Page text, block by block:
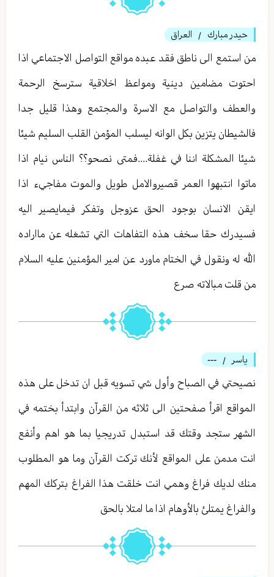
حيدر مبارك / العراق
من استمع الى ناطق فقد عبده مواقع التواصل الاجتماعي اذا
احتوت مضامين دينية ومواعظ اخلاقية سترسخ الرحمة
والعطف والتواصل مع الاسرة والمجتمع وهذا قليل جدا
فالشيطان يتزين بكل الوانه ليسلب المؤمن القلب السليم شيئا
شيئا المشكلة اننا في غفلة....فمتى نصحو؟؟ الناس نيام اذا
ماتوا انتبهوا العمر قصيروالامل طويل والموت مفاجيء اذا
ايقن الانسان بوجود الحق عزوجل وتفكر فيمايصير اليه
فسيدرك حقا سخف هذه التفاهات التي تشغله عن مااراده
الله له ونقول في الختام ماورد عن امير المؤمنين عليه السلام
من قلت مبالاته صرع
ياسر /
---
نصيحتي في الصباح وأول شي تسويه قبل ان تدخل على هذه
المواقع اقرأ صفحتين الى ثلاثه من القرآن وابتدأ بختمه في
الشهر ستجد وقتك قد استبدل تدريجيا بما هو اهم وأنفع
انت مدمن على المواقع لأنك تركت القرآن وما هو المطلوب
منك لديك فراغ وهمي انت خلقت هذا الفراغ بتركك المهم
والفراغ يمتلئ بالأوهام اذا ما امتلا بالحق